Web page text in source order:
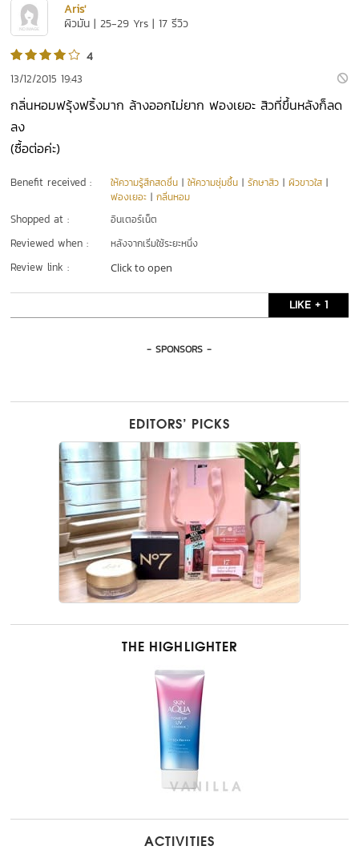
Aris'
ผิวมัน | 25-29 Yrs | 17 รีวิว
4
13/12/2015 19:43
กลิ่นหอมฟรุ้งฟริ้งมาก ล้างออกไม่ยาก ฟองเยอะ สิวที่ขึ้นหลังก็ลด
ลง
(ซื้อต่อค่ะ)
Benefit received : ให้ความรู้สึกสดชื่น |ให้ความชุ่มชื้น |รักษาสิว |ผิวขาวใส |
ฟองเยอะ |กลิ่นหอม
Shopped at : อินเตอร์เน็ต
Reviewed when : หลังจากเริ่มใช้ระยะหนึ่ง
Review link : Click to open
LIKE + 1
- SPONSORS -
EDITORS’ PICKS
THE HIGHLIGHTER
ACTIVITIES